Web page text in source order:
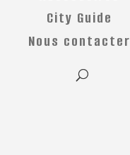
City Guide
Nous contacter